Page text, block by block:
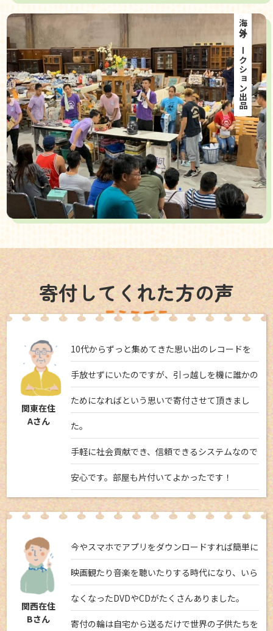
海外オークション出品
寄付してくれた方の声
関東在住
Aさん
10代からずっと集めてきた思い出のレコードを
手放せずにいたのですが、引っ越しを機に誰かの
ためになればという思いで寄付させて頂きまし
た。
手軽に社会貢献でき、信頼できるシステムなので
安心です。部屋も片付いてよかったです！
関西在住
Bさん
今やスマホでアプリをダウンロードすれば簡単に
映画観たり音楽を聴いたりする時代になり、いら
なくなったDVDやCDがたくさんありました。
寄付の輪は自宅から送るだけで世界の子供たちを